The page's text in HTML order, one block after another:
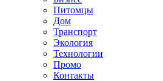
Питомцы
Дом
Транспорт
Экология
Технологии
Промо
Контакты